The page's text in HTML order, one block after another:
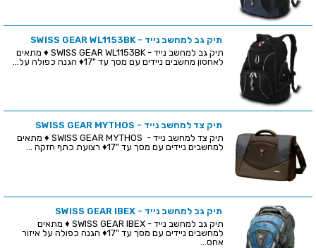
תיק גב למחשב נייד - SWISS GEAR WL1153BK
תיק גב למחשב נייד - SWISS GEAR WL1153BK ♦ מתאים
לאחסון מחשבים ניידים עם מסך עד "17♦ הגנה כפולה על...
תיק צד למחשב נייד - SWISS GEAR MYTHOS
תיק צד למחשב נייד - SWISS GEAR MYTHOS ♦ מתאים
למחשבים ניידים עם מסך עד "17♦ רצועת כתף חזקה ...
תיק גב למחשב נייד - SWISS GEAR IBEX
תיק גב למחשב נייד - SWISS GEAR IBEX ♦ מתאים
למחשבים ניידים עם מסך עד "17♦ הגנה כפולה על איזור
אחס...